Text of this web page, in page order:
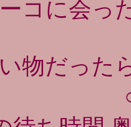
コに会っ
物だった